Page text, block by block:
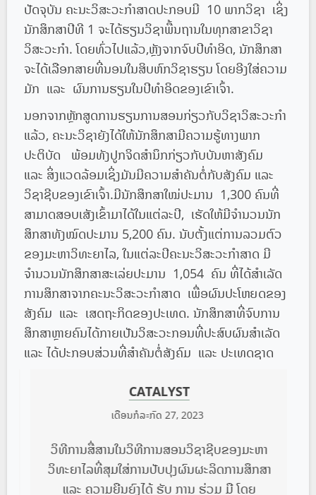
ປັດຈຸບັນ ຄະນະວິສະວະກຳສາດປະກອບມີ 10 ພາກວິຊາ ເຊິ່ງ
ນັກສຶກສາປີທີ 1 ຈະໄດ້ຮຽນວິຊາພື້ນຖານໃນທຸກສາຂາວິຊາ
ວິສະວະກຳ. ໂດຍທົ່ວໄປແລ້ວ,ຫຼັງຈາກຈົບປີທໍາອິດ, ນັກສຶກສາ
ຈະໄດ້ເລືອກສາຍທີ່ນອນໃນສິບຫົກວິຊາຮຽນ ໂດຍອີງໃສ່ຄວາມ
ມັກ ແລະ ຜົນການຮຽນໃນປີທໍາອິດຂອງເຂົາເຈົ້າ.
ນອກຈາກຫຼັກສູດການຮຽນການສອນກ່ຽວກັບວິຊາວິສະວະກຳ
ແລ້ວ, ຄະນະວິຊາຍັງໄດ້ໃຫ້ນັກສຶກສາມີຄວາມຮູ້ທາງພາກ
ປະຕິບັດ ພ້ອມທັງປູກຈິດສໍານຶກກ່ຽວກັບບັນຫາສັງຄົມ
ແລະ ສິ່ງແວດລ້ອມເຊິ່ງມັນມີຄວາມສໍາຄັນຕໍ່ກັບສັງຄົມ ແລະ
ວິຊາຊີບຂອງເຂົາເຈົ້າ.ມີນັກສຶກສາໃໝ່ປະມານ 1,300 ຄົນທີ່
ສາມາດສອບເສັງເຂົ້າມາໄດ້ໃນແຕ່ລະປີ, ເຮັດໃຫ້ມີຈຳນວນນັກ
ສຶກສາທັງໝົດປະມານ 5,200 ຄົນ. ນັບຕັ້ງແຕ່ການລວມຕົວ
ຂອງມະຫາວິທະຍາໄລ, ໃນແຕ່ລະປີຄະນະວິສະວະກຳສາດ ມີ
ຈຳນວນນັກສຶກສາສະເລ່ຍປະມານ 1,054 ຄົນ ທີ່ໄດ້ສຳເລັດ
ການສຶກສາຈາກຄະນະວິສະວະກໍາສາດ ເພື່ອຜົນປະໂຫຍດຂອງ
ສັງຄົມ ແລະ ເສດຖະກິດຂອງປະເທດ. ນັກສຶກສາທີ່ຈົບການ
ສຶກສາຫຼາຍຄົນໄດ້ກາຍເປັນວິສະວະກອນທີ່ປະສົບຜົນສໍາເລັດ
ແລະ ໄດ້ປະກອບສ່ວນທີ່ສໍາຄັນຕໍ່ສັງຄົມ ແລະ ປະເທດຊາດ
CATALYST
ເດືອນກໍລະກົດ 27, 2023
ວິທີການສື່ສານໃນວິທີການສອນວິຊາຊີບຂອງມະຫາ
ວິທະຍາໄລທີ່ສຸມໃສ່ການປັບປຸງຜົນຜະລິດການສຶກສາ
ແລະ ຄວາມຍືນຍົງໄດ້ ຮັບ ການ ຮ່ວມ ມື ໂດຍ